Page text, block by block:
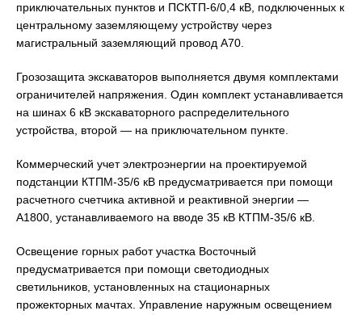
приключательных пунктов и ПСКТП-6/0,4 кВ, подключенных к
центральному заземляющему устройству через
магистральный заземляющий провод А70.
Грозозащита экскаваторов выполняется двумя комплектами
ограничителей напряжения. Один комплект устанавливается
на шинах 6 кВ экскаваторного распределительного
устройства, второй — на приключательном пункте.
Коммерческий учет электроэнергии на проектируемой
подстанции КТПМ-35/6 кВ предусматривается при помощи
расчетного счетчика активной и реактивной энергии —
А1800, устанавливаемого на вводе 35 кВ КТПМ-35/6 кВ.
Освещение горных работ участка Восточный
предусматривается при помощи светодиодных
светильников, установленных на стационарных
прожекторных мачтах. Управление наружным освещением